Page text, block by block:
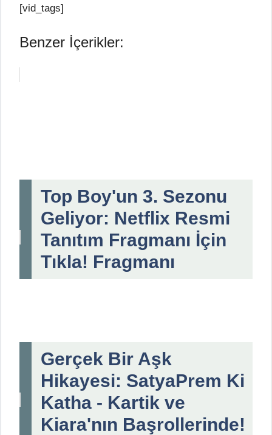
[vid_tags]
Benzer İçerikler:
Top Boy'un 3. Sezonu
Geliyor: Netflix Resmi
Tanıtım Fragmanı İçin
Tıkla! Fragmanı
Gerçek Bir Aşk
Hikayesi: SatyaPrem Ki
Katha - Kartik ve
Kiara'nın Başrollerinde!